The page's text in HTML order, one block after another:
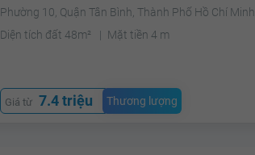
Phường 10, Quận Tân Bình, Thành Phố Hồ Chí Minh
Diện tích đất 48m²
Mặt tiền 4 m
Giá từ 7.4 triệu Thương lượng